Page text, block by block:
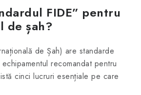
FIDE” pentru
de șah?
de Șah) are standarde
recomandat pentru
cinci lucruri esențiale pe care